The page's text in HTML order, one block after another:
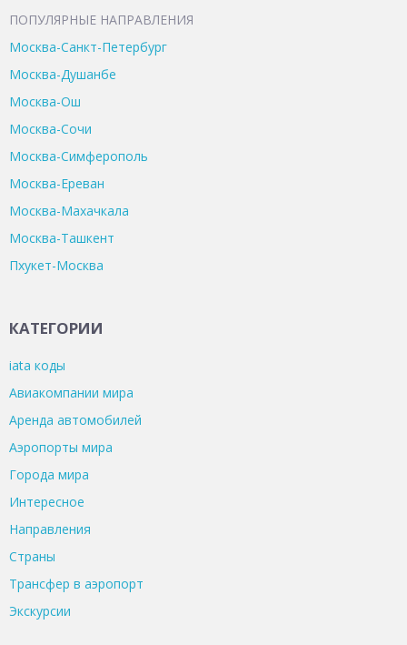
ПОПУЛЯРНЫЕ НАПРАВЛЕНИЯ
Москва-Санкт-Петербург
Москва-Душанбе
Москва-Ош
Москва-Сочи
Москва-Симферополь
Москва-Ереван
Москва-Махачкала
Москва-Ташкент
Пхукет-Москва
КАТЕГОРИИ
iata коды
Авиакомпании мира
Аренда автомобилей
Аэропорты мира
Города мира
Интересное
Направления
Страны
Трансфер в аэропорт
Экскурсии